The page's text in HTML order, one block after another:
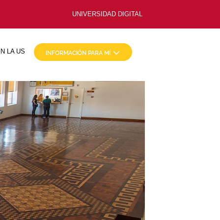
UNIVERSIDAD DIGITAL
LA US